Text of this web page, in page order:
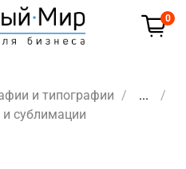
0
и типографии
...
сублимации